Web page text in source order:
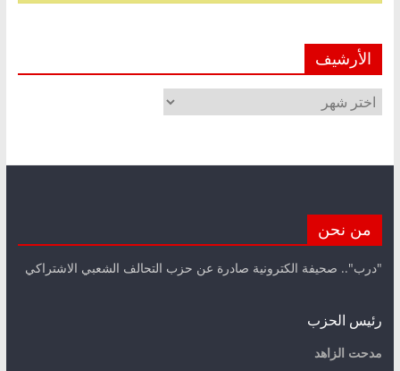
الأرشيف
الأرشيف
من نحن
"درب".. صحيفة الكترونية صادرة عن حزب التحالف الشعبي الاشتراكي
رئيس الحزب
مدحت الزاهد